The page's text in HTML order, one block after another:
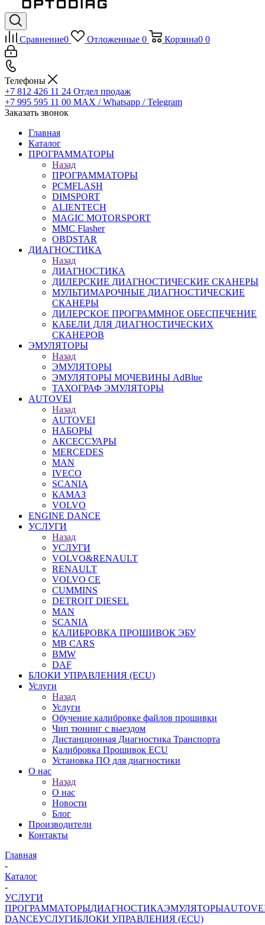
Сравнение0 Отложенные 0 Корзина0 0
Телефоны
+7 812 426 11 24 Отдел продаж
+7 995 595 11 00 MAX / Whatsapp / Telegram
Заказать звонок
Главная
Каталог
ПРОГРАММАТОРЫ
Назад
ПРОГРАММАТОРЫ
PCMFLASH
DIMSPORT
ALIENTECH
MAGIC MOTORSPORT
MMC Flasher
OBDSTAR
ДИАГНОСТИКА
Назад
ДИАГНОСТИКА
ДИЛЕРСКИЕ ДИАГНОСТИЧЕСКИЕ СКАНЕРЫ
МУЛЬТИМАРОЧНЫЕ ДИАГНОСТИЧЕСКИЕ
СКАНЕРЫ
ДИЛЕРСКОЕ ПРОГРАММНОЕ ОБЕСПЕЧЕНИЕ
КАБЕЛИ ДЛЯ ДИАГНОСТИЧЕСКИХ
СКАНЕРОВ
ЭМУЛЯТОРЫ
Назад
ЭМУЛЯТОРЫ
ЭМУЛЯТОРЫ МОЧЕВИНЫ АdBlue
ТАХОГРАФ ЭМУЛЯТОРЫ
AUTOVEI
Назад
AUTOVEI
НАБОРЫ
АКСЕССУАРЫ
MERCEDES
MAN
IVECO
SCANIA
КАМАЗ
VOLVO
ENGINE DANCE
УСЛУГИ
Назад
УСЛУГИ
VOLVO&RENAULT
RENAULT
VOLVO CE
CUMMINS
DETROIT DIESEL
MAN
SCANIA
КАЛИБРОВКА ПРОШИВОК ЭБУ
MB CARS
BMW
DAF
БЛОКИ УПРАВЛЕНИЯ (ECU)
Услуги
Назад
Услуги
Обучение калибровке файлов прошивки
Чип тюнинг с выездом
Дистанционная Диагностика Транспорта
Калибровка Прошивок ECU
Установка ПО для диагностики
О нас
Назад
О нас
Новости
Блог
Производители
Контакты
Главная
-
Каталог
-
УСЛУГИ
ПРОГРАММАТОРЫДИАГНОСТИКАЭМУЛЯТОРЫ
DANCEУСЛУГИБЛОКИ УПРАВЛЕНИЯ (ECU)